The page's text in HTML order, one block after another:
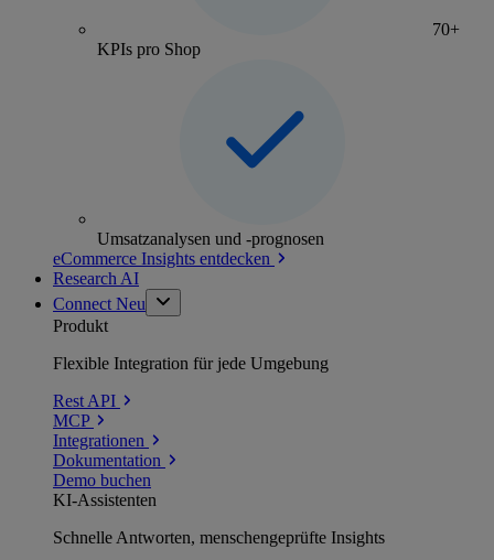
70+
KPIs pro Shop
Umsatzanalysen und -prognosen
eCommerce Insights entdecken
Research AI
Connect Neu
Produkt
Flexible Integration für jede Umgebung
Rest API
MCP
Integrationen
Dokumentation
Demo buchen
KI-Assistenten
Schnelle Antworten, menschengeprüfte Insights